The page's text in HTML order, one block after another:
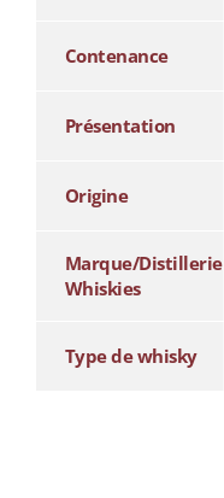
Contenance
Présentation
Origine
Marque/Distillerie
Whiskies
Type de whisky